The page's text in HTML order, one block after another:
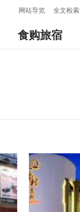
网站导览 全文检索
食购旅宿